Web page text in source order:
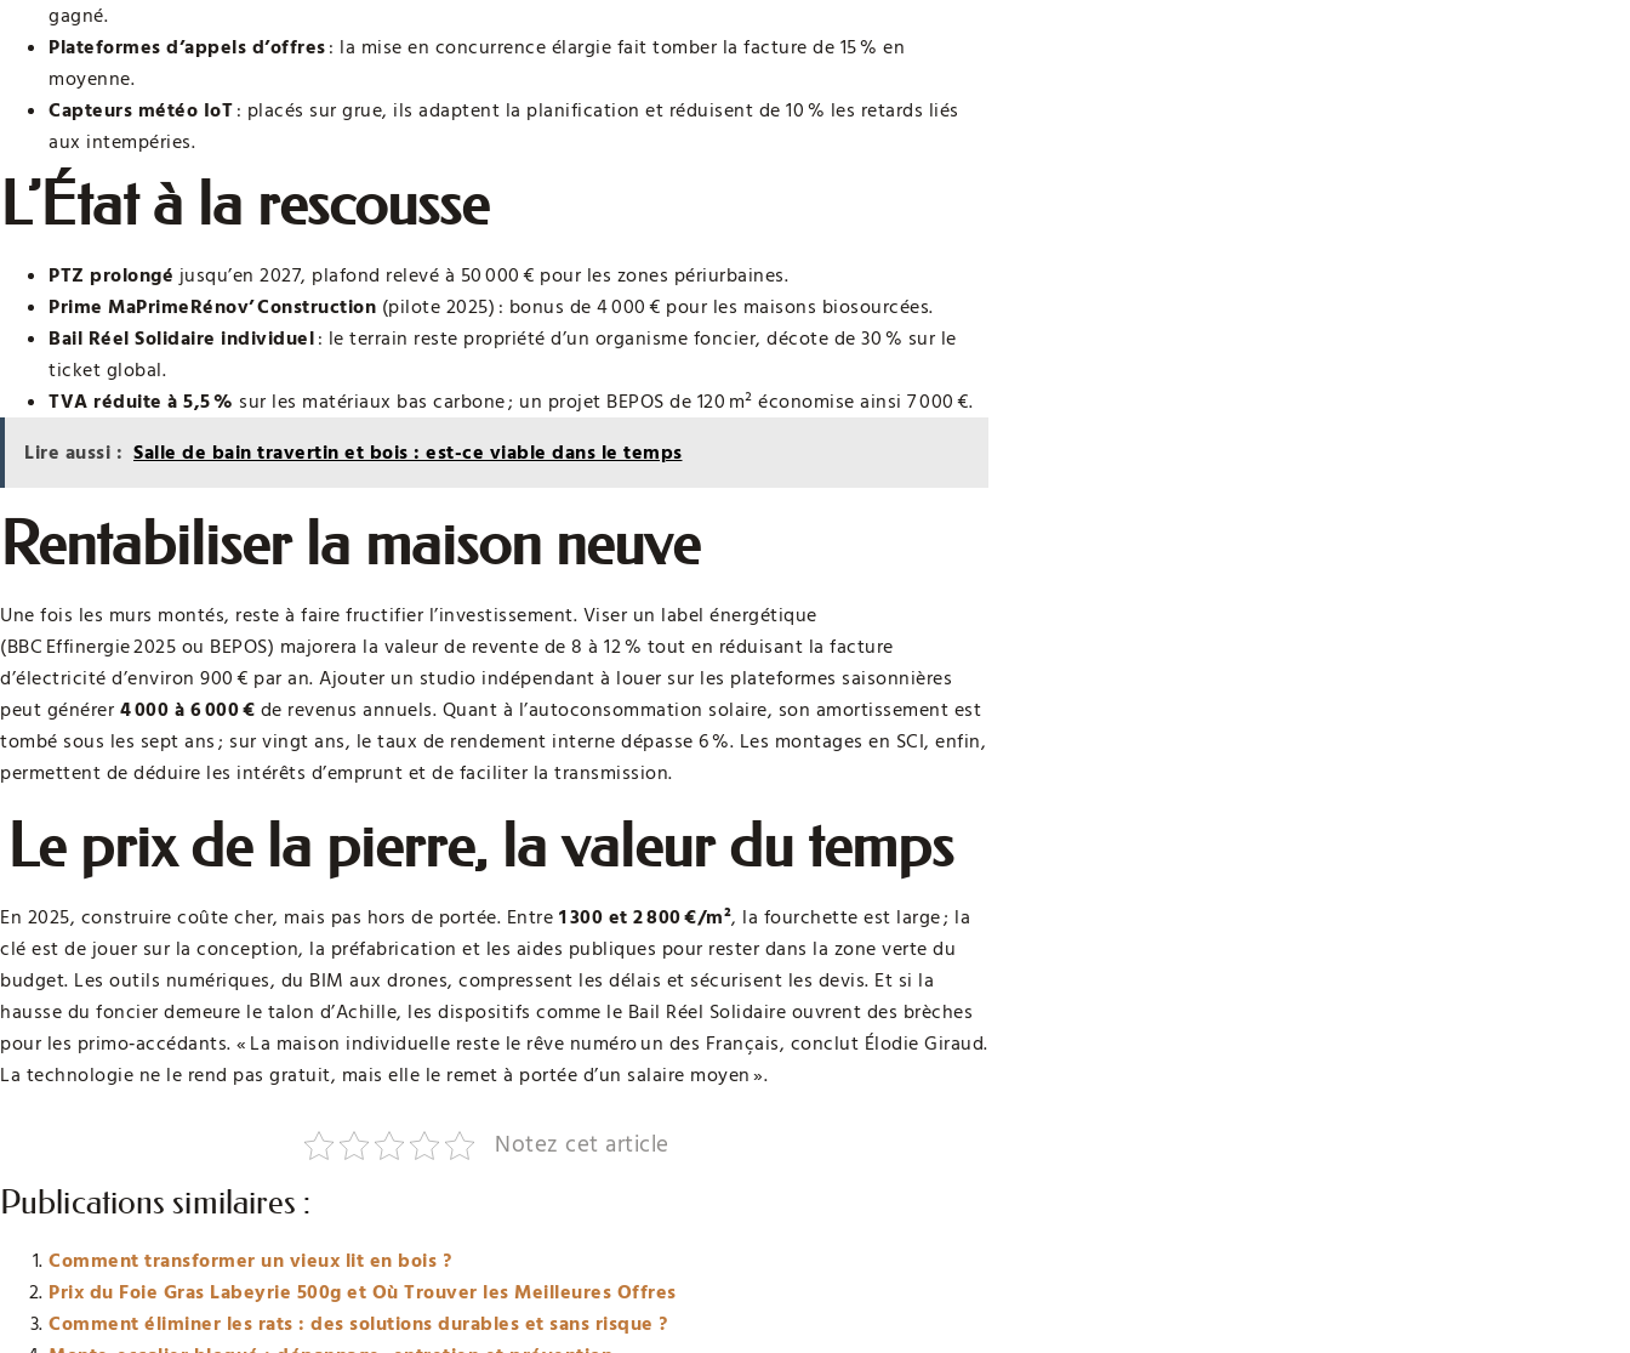
gagné.
Plateformes d’appels d’offres: la mise en concurrence élargie fait tomber la facture de 15 % en
moyenne.
Capteurs météo IoT: placés sur grue, ils adaptent la planification et réduisent de 10 % les retards liés
aux intempéries.
L’État à la rescousse
PTZ prolongé jusqu’en 2027, plafond relevé à 50 000 € pour les zones périurbaines.
Prime MaPrimeRénov’ Construction (pilote 2025) : bonus de 4 000 € pour les maisons biosourcées.
Bail Réel Solidaire individuel: le terrain reste propriété d’un organisme foncier, décote de 30 % sur le
ticket global.
TVA réduite à 5,5 % sur les matériaux bas carbone ; un projet BEPOS de 120 m² économise ainsi 7 000 €.
Lire aussi : Salle de bain travertin et bois : est-ce viable dans le temps
Rentabiliser la maison neuve
Une fois les murs montés, reste à faire fructifier l’investissement. Viser un label énergétique
(BBC Effinergie 2025 ou BEPOS) majorera la valeur de revente de 8 à 12 % tout en réduisant la facture
d’électricité d’environ 900 € par an. Ajouter un studio indépendant à louer sur les plateformes saisonnières
peut générer 4 000 à 6 000 € de revenus annuels. Quant à l’autoconsommation solaire, son amortissement est
tombé sous les sept ans ; sur vingt ans, le taux de rendement interne dépasse 6 %. Les montages en SCI, enfin,
permettent de déduire les intérêts d’emprunt et de faciliter la transmission.
Le prix de la pierre, la valeur du temps
En 2025, construire coûte cher, mais pas hors de portée. Entre 1 300 et 2 800 €/m², la fourchette est large ; la
clé est de jouer sur la conception, la préfabrication et les aides publiques pour rester dans la zone verte du
budget. Les outils numériques, du BIM aux drones, compressent les délais et sécurisent les devis. Et si la
hausse du foncier demeure le talon d’Achille, les dispositifs comme le Bail Réel Solidaire ouvrent des brèches
pour les primo‑accédants. « La maison individuelle reste le rêve numéro un des Français, conclut Élodie Giraud.
La technologie ne le rend pas gratuit, mais elle le remet à portée d’un salaire moyen ».
Notez cet article
Publications similaires :
Comment transformer un vieux lit en bois ?
Prix du Foie Gras Labeyrie 500g et Où Trouver les Meilleures Offres
Comment éliminer les rats : des solutions durables et sans risque ?